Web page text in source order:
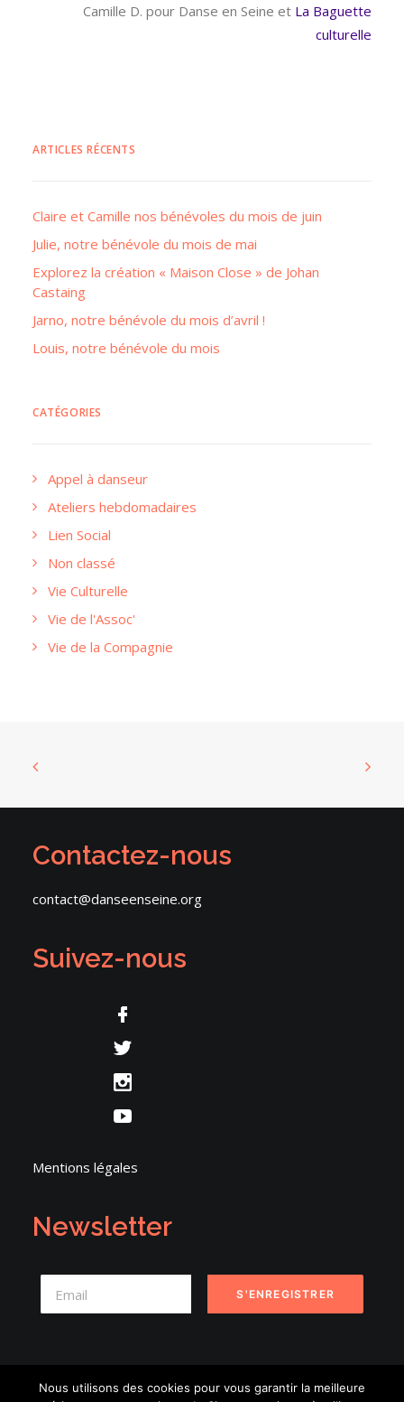
Camille D. pour Danse en Seine et La Baguette
culturelle
ARTICLES RÉCENTS
Claire et Camille nos bénévoles du mois de juin
Julie, notre bénévole du mois de mai
Explorez la création « Maison Close » de Johan
Castaing
Jarno, notre bénévole du mois d’avril !
Louis, notre bénévole du mois
CATÉGORIES
Appel à danseur
Ateliers hebdomadaires
Lien Social
Non classé
Vie Culturelle
Vie de l'Assoc'
Vie de la Compagnie
Contactez-nous
contact@danseenseine.org
Suivez-nous
Mentions légales
Newsletter
Nous utilisons des cookies pour vous garantir la meilleure